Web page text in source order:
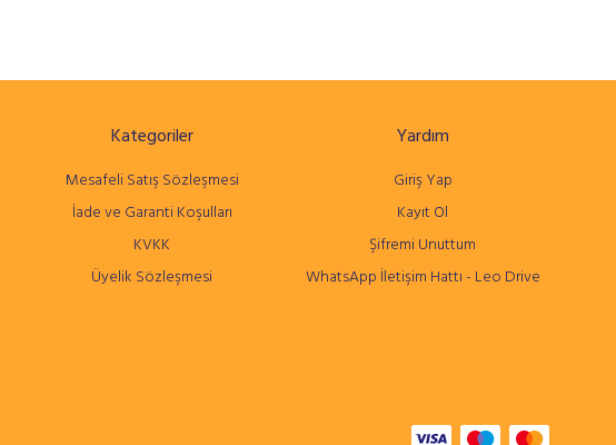
Kategoriler
Mesafeli Satış Sözleşmesi
İade ve Garanti Koşulları
KVKK
Üyelik Sözleşmesi
Yardım
Giriş Yap
Kayıt Ol
Şifremi Unuttum
WhatsApp İletişim Hattı - Leo Drive